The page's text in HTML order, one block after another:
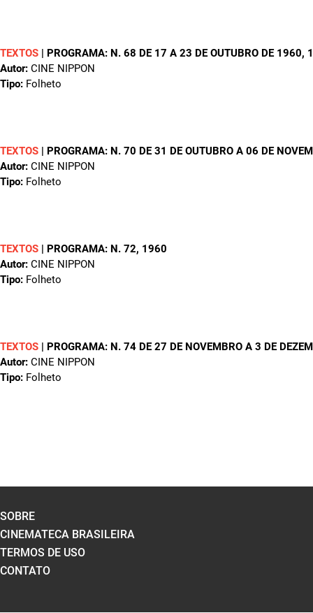
TEXTOS | PROGRAMA: N. 68 DE 17 A 23 DE OUTUBRO DE 1960,
Autor: CINE NIPPON
Tipo: Folheto
TEXTOS | PROGRAMA: N. 70 DE 31 DE OUTUBRO A 06 DE
Autor: CINE NIPPON
Tipo: Folheto
TEXTOS | PROGRAMA: N. 72, 1960
Autor: CINE NIPPON
Tipo: Folheto
TEXTOS | PROGRAMA: N. 74 DE 27 DE NOVEMBRO A 3 DE
Autor: CINE NIPPON
Tipo: Folheto
SOBRE
CINEMATECA BRASILEIRA
TERMOS DE USO
CONTATO